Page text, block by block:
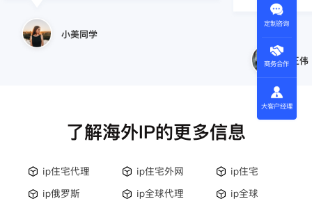
小美同学
王伟
了解海外IP的更多信息
ip住宅代理 ip住宅外网
ip住宅
ip俄罗斯
ip全球代理
ip全球
定制咨询
商务合作
大客户经理